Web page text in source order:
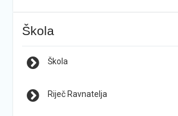
Škola
Škola
Riječ Ravnatelja